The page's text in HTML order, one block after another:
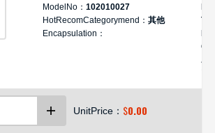
ModelNo： 102010027
HotRecomCategorymend： 其他
Encapsulation：
TI
制
UnitPrice： $0.00